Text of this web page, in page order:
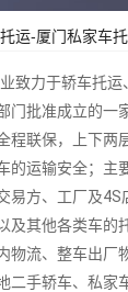
运-厦门私家车
致力于轿车托运
门批准成立的一
程联保，上下两
的运输安全；主
易方、工厂及
及其他各类车的
物流、整车出厂
二手轿车、私家